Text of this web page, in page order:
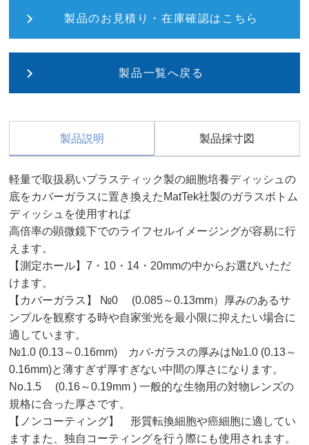
製品のお見積り・在庫確認はこちら
製品一覧へ戻る
製品説明 製品採寸図
軽量で取扱易いプラスティック製の細胞培養ディッシュの
底をカバーガラスに置き換えたMatTek社製のガラスボトム
ディッシュを使用すれば
高倍率の顕微鏡下でのライフセルイメージングが容易に行
えます。
【測定ホール】7・10・14・20mmの中からお選びいただ
けます。
【カバーガラス】 №0 (0.085～0.13mm）厚みのあるサ
ンプルを観察する時や自家蛍光を最小限に抑えたい場合に
適しています。
№1.0 (0.13～0.16mm) カバ-ガラスの厚みは№1.0 (0.13～
0.16mm)と薄すぎず厚すぎない中間の厚さになります。
No.1.5 (0.16～0.19mm ) 一般的な生物用の対物レンズの
規格に合った厚さです。
【ノンコーティング】 形質転換細胞や癌細胞に適してい
ますまた、独自コーティングを行う際にも使用されます。